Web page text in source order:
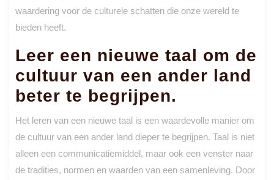
waardering voor de culturele schatten die onze wereld te
bieden heeft.
Leer een nieuwe taal om de
cultuur van een ander land
beter te begrijpen.
Het leren van een nieuwe taal is een waardevolle manier om
de cultuur van een ander land dieper te begrijpen. Taal is niet
alleen een communicatiemiddel, maar ook een venster naar
de tradities, normen en waarden van een samenleving. Door